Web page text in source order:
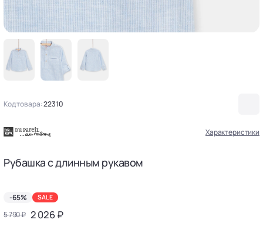
Код товара:22310
Характеристики
Рубашка с длинным рукавом
-65% SALE
5 790 ₽ 2 026 ₽